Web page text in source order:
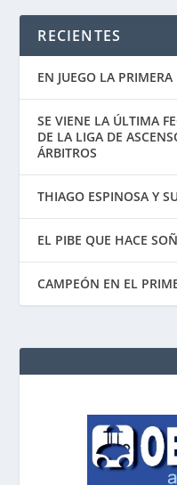
RECIENTES
EN JUEGO LA
SE VIENE LA ÚLTIMA
DE LA LIGA DE
ÁRBITROS
THIAGO ESPINOSA Y
EL PIBE QUE HACE
CAMPEÓN EN EL